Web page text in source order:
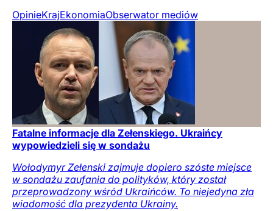
OpinieKrajEkonomiaObserwator mediów
Fatalne informacje dla Zełenskiego. Ukraińcy
wypowiedzieli się w sondażu
Wołodymyr Zełenski zajmuje dopiero szóste miejsce
w sondażu zaufania do polityków, który został
przeprowadzony wśród Ukraińców. To niejedyna zła
wiadomość dla prezydenta Ukrainy.